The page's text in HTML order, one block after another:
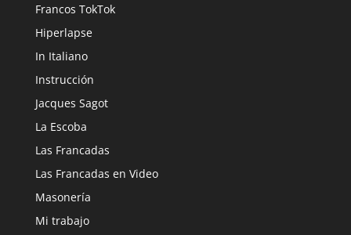
Francos TokTok
Hiperlapse
In Italiano
Instrucción
Jacques Sagot
La Escoba
Las Francadas
Las Francadas en Video
Masonería
Mi trabajo